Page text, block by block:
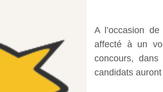
A l’occasion
affecté à un
concours,
candidats